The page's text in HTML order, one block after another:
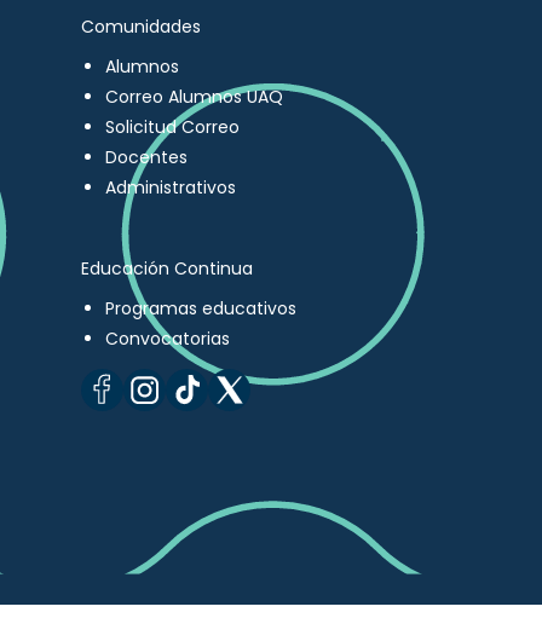
Comunidades
Alumnos
Correo Alumnos UAQ
Solicitud Correo
Docentes
Administrativos
Educación Continua
Programas educativos
Convocatorias